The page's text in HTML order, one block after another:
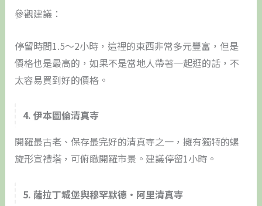
參觀建議：
停留時間1.5～2小時，這裡的東西非常多元豐富，但是
價格也是最高的，如果不是當地人帶著一起逛的話，不
太容易買到好的價格。
4. 伊本圖倫清真寺
開羅最古老、保存最完好的清真寺之一，擁有獨特的螺
旋形宣禮塔，可俯瞰開羅市景。建議停留1小時。
5. 薩拉丁城堡與穆罕默德•阿里清真寺